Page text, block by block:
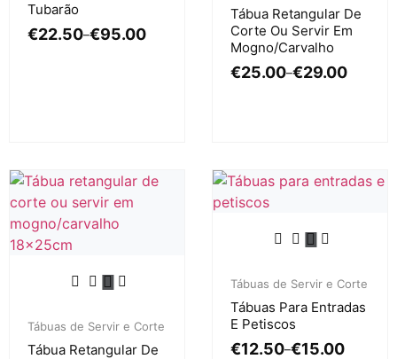
Tubarão
€22.50–€95.00
Tábua Retangular De
Corte Ou Servir Em
Mogno/carvalho
€25.00–€29.00
Tábuas de Servir e Corte
Tábua Retangular De
Tábuas de Servir e Corte
Tábuas Para Entradas
E Petiscos
€12.50–€15.00